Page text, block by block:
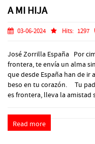
A MI HIJA
03-06-2024 Hits: 1297
José Zorrilla España Por
frontera, te envía un alma
que desde España han de ir
beso en tu corazón. Tu
es frontera, lleva la amistad
Read more